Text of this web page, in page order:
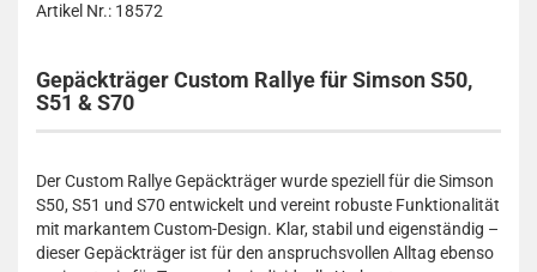
Artikel Nr.: 18572
Gepäckträger Custom Rallye für Simson S50,
S51 & S70
Der Custom Rallye Gepäckträger wurde speziell für die Simson
S50, S51 und S70 entwickelt und vereint robuste Funktionalität
mit markantem Custom-Design. Klar, stabil und eigenständig –
dieser Gepäckträger ist für den anspruchsvollen Alltag ebenso